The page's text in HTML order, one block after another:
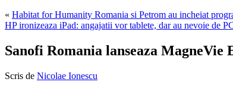
« Habitat for Humanity Romania si Petrom au incheiat
HP ironizeaza iPad: angajatii vor tablete, dar au nevoie de
Sanofi Romania lanseaza MagneVie
Scris de Nicolae Ionescu